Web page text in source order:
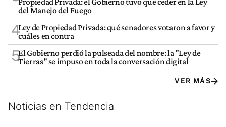
del Manejo del Fuego
4Ley de Propiedad Privada: qué senadores votaron a favor y
cuáles en contra
5El Gobierno perdió la pulseada del nombre: la "Ley de
Tierras" se impuso en toda la conversación digital
VER MÁS
Noticias en Tendencia
Este listado muestra los artículos con más comentarios en los